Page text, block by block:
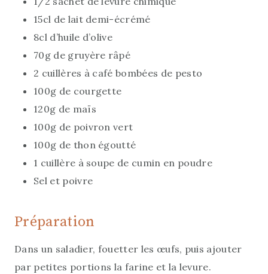
15cl de lait demi-écrémé
8cl d’huile d’olive
70g de gruyère râpé
2 cuillères à café bombées de pesto
100g de courgette
120g de maïs
100g de poivron vert
100g de thon égoutté
1 cuillère à soupe de cumin en poudre
Sel et poivre
Préparation
Dans un saladier, fouetter les œufs, puis ajouter
par petites portions la farine et la levure.